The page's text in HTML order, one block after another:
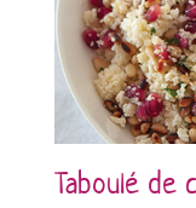
Taboulé de